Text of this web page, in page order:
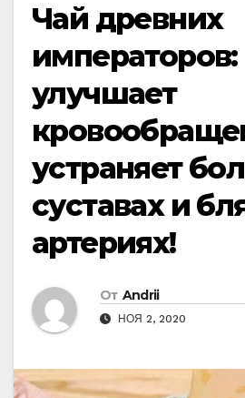
Чай древних
императоров:
улучшает
устраняет
суставах и
артериях!
От Andrii
НОЯ 2, 2020